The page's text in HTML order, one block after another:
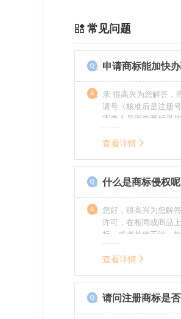
常见问题
申请商标能加快
亲 很高兴为您解答，
请号（核准后是注册
审查人员审查商标是
特殊情况（受理案件
前。
查看详情
什么是商标侵权
您好，很高兴为您解
许可，在相同或商品
标，或者其他干涉、
商标持有人合法权益
的责任，明知侵权的
查看详情
请问注册商标是